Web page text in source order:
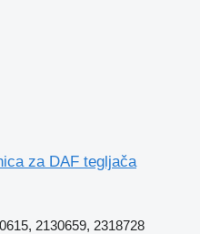
za DAF tegljača
2130659, 2318728